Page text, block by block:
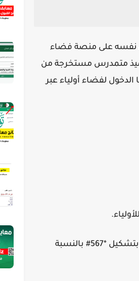
نفسه على منصة فضاء
متمدرس مستخرجة من
لفضاء أولياء عبر
- اعلام الأولياء بالمعدلات الفصلية لابنائهم عبر خدمة الرسائل النصية القصيرة SMS بتشكيل *567# بالنسبة